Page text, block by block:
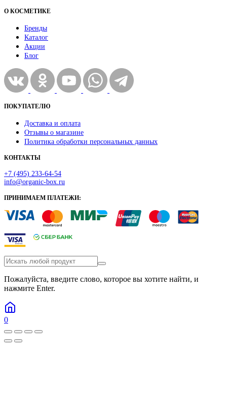
О КОСМЕТИКЕ
Бренды
Каталог
Акции
Блог
ПОКУПАТЕЛЮ
Доставка и оплата
Отзывы о магазине
Политика обработки персональных данных
КОНТАКТЫ
+7 (495) 233-64-54
info@organic-box.ru
ПРИНИМАЕМ ПЛАТЕЖИ:
Пожалуйста, введите слово, которое вы хотите найти, и
нажмите Enter.
0